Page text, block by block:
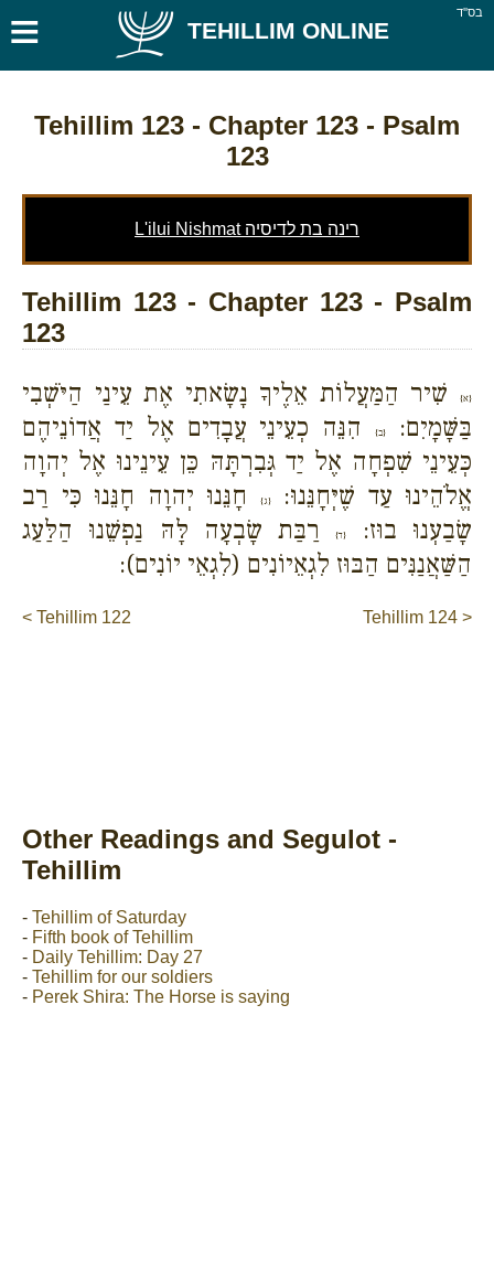
בס''ד ≡ TEHILLIM ONLINE
Tehillim 123 - Chapter 123 - Psalm
123
L'ilui Nishmat רינה בת לדיסיה
Tehillim 123 - Chapter 123 - Psalm
123
{א}
שִׁיר הַמַּעֲלוֹת אֵלֶיךָ נָשָׂאתִי אֶת עֵינַי הַיֹּשְׁבִי
בַּשָּׁמָיִם:
{ב}הִנֵּה כְעֵינֵי עֲבָדִים אֶל יַד אֲדוֹנֵיהֶם
כְּעֵינֵי שִׁפְחָה אֶל יַד גְּבִרְתָּהּ כֵּן עֵינֵינוּ אֶל יְהוָה
אֱלֹהֵינוּ עַד שֶׁיְּחָנֵּנוּ:{ג}
חָנֵּנוּ יְהוָה חָנֵּנוּ כִּי רַב
שָׂבַעְנוּ בוּז:
{ד}רַבַּת שָׂבְעָה לָּהּ נַפְשֵׁנוּ הַלַּעַג
הַשַּׁאֲנַנִּים הַבּוּז לִגְאֵיוֹנִים (לִגְאֵי יוֹנִים):
< Tehillim 122 Tehillim 124 >
Other Readings and Segulot -
Tehillim
- Tehillim of Saturday
- Fifth book of Tehillim
- Daily Tehillim: Day 27
- Tehillim for our soldiers
- Perek Shira: The Horse is saying